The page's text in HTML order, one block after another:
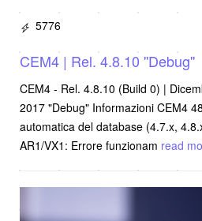
5776
CEM4 | Rel. 4.8.10 ''Debug''
CEM4 - Rel. 4.8.10 (Build 0) |
2017 "Debug" Informazioni CEM4 4810Richiede conversione
automatica del database (4.7.x,
AR1/VX1: Errore funzionam read